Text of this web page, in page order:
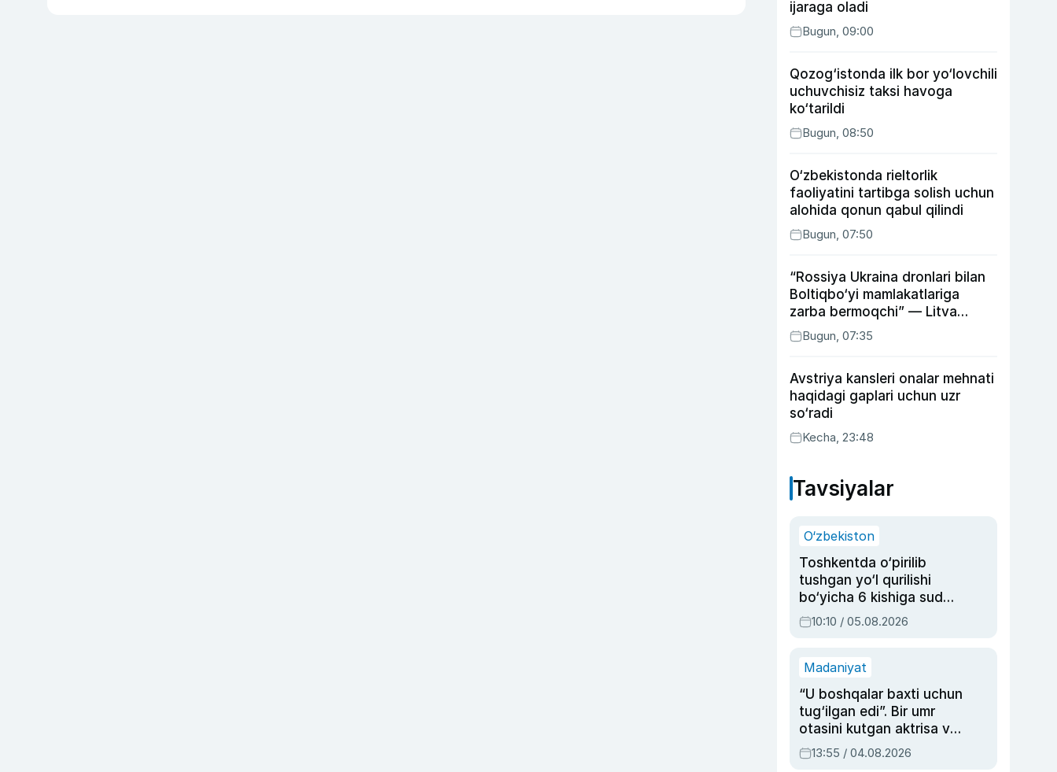
ijaraga oladi
Bugun, 09:00
Qozog‘istonda ilk bor yo‘lovchili
uchuvchisiz taksi havoga
ko‘tarildi
Bugun, 08:50
O‘zbekistonda rieltorlik
faoliyatini tartibga solish uchun
alohida qonun qabul qilindi
Bugun, 07:50
“Rossiya Ukraina dronlari bilan
Boltiqbo‘yi mamlakatlariga
zarba bermoqchi” — Litva
mudofaa vaziri
Bugun, 07:35
Avstriya kansleri onalar mehnati
haqidagi gaplari uchun uzr
so‘radi
Kecha, 23:48
Tavsiyalar
O‘zbekiston
Toshkentda o‘pirilib
tushgan yo‘l qurilishi
bo‘yicha 6 kishiga sud
hukmi o‘qildi
10:10 / 05.08.2026
Madaniyat
“U boshqalar baxti uchun
tug‘ilgan edi”. Bir umr
otasini kutgan aktrisa va
dublyaj ustasi Rimma
Ahmedovaning
13:55 / 04.08.2026